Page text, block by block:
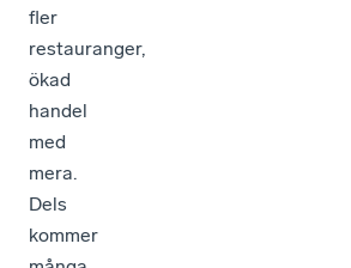
fler
restauranger,
ökad
handel
med
mera.
Dels
kommer